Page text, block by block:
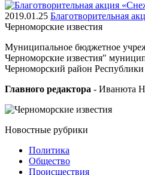
2019.01.25 Благотворительная
Черноморские известия
Муниципальное бюджетное
Черноморские известия"
Черноморский район
Главного редактора - Иванюта
Новостные рубрики
Политика
Общество
Проиcшествия